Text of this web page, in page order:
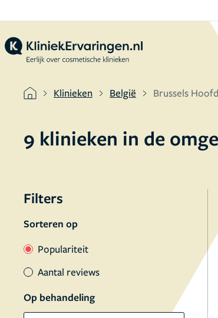
Klinieken België Brussels
9 klinieken in de
Filters
Sorteren op
Populariteit
Aantal reviews
Op behandeling